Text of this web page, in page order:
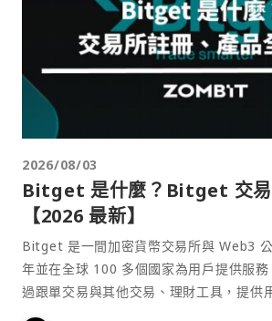
2026/08/03
Bitget 是什麼？Bitget 交易
【2026 最新】
Bitget 是一間加密貨幣交易所與 Web3
年並在全球 100 多個國家為用戶提供服
過跟單交易與其他交易、理財工具，提供